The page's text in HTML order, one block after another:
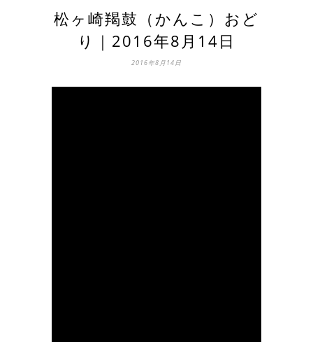
松ヶ崎羯鼓（かんこ）おど
り｜2016年8月14日
2016年8月14日